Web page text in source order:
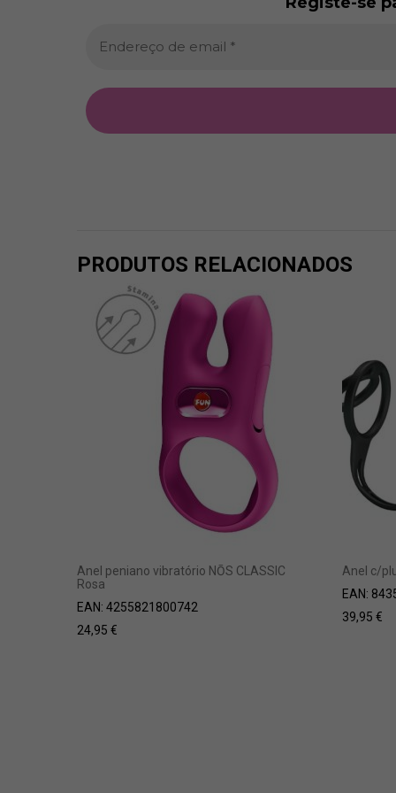
PRODUTOS RELACIONADOS
Anel peniano vibratório NŌS CLASSIC
Rosa
EAN: 4255821800742
24,95 €
Anel c/
EAN:
39,95 €